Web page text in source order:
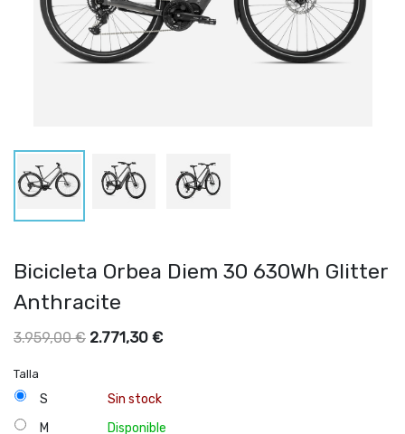
Bicicleta Orbea Diem 30 630Wh Glitter
Anthracite
3.959,00€ 2.771,30 €
Talla
S
Sin stock
M
Disponible